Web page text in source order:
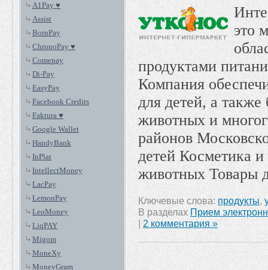
A1Pay ♥
Assist
BornPay
ChronoPay ♥
Comepay
Di-Pay
EasyPay
Facebook Credits
Faktura ♥
Google Wallet
HandyBank
InPlat
IntellectMoney
LacPay
LemonPay
LeoMoney
LiqPAY
Migom
MoneXy
MoneyGram
это
продуктами
Компания
для детей, а
животных и
районов
детей Косметика
животных Товары
Ключевые слова: продукты,
В разделах Прием
| 2 комментария »